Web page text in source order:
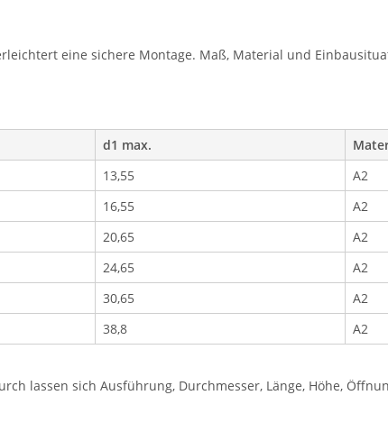
eine sichere Montage. Maß, Material und
d1 max.
13,55
A2
16,55
A2
20,65
A2
24,65
A2
30,65
A2
38,8 A2
lassen sich Ausführung, Durchmesser, Länge, Höhe,